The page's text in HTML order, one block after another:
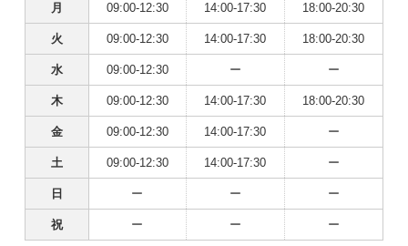
月 09:00-12:30 14:00-17:30 18:00-20:30
火 09:00-12:30 14:00-17:30 18:00-20:30
水 09:00-12:30 ー ー
木 09:00-12:30 14:00-17:30 18:00-20:30
金 09:00-12:30 14:00-17:30 ー
土 09:00-12:30 14:00-17:30 ー
日 ー ー ー
祝 ー ー ー